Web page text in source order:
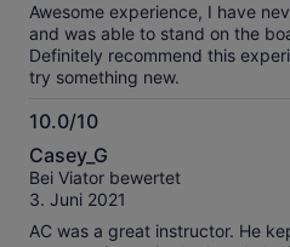
Awesome experience, I have
and was able to stand on the
Definitely recommend this
try something new.
10.0/10
10.0
von
10
Casey_G
Bei Viator bewertet
3. Juni 2021
AC was a great instructor. He